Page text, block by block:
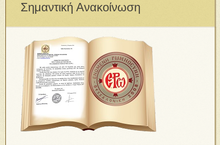
Σημαντική Ανακοίνωση